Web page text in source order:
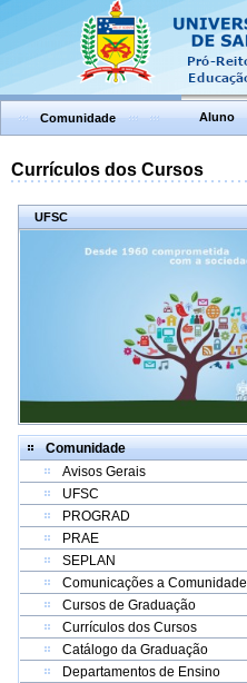
Comunidade Aluno
Currículos dos Cursos
UFSC
Comunidade
Avisos Gerais
UFSC
PROGRAD
PRAE
SEPLAN
Comunicações a Comunidade
Cursos de Graduação
Currículos dos Cursos
Catálogo da Graduação
Departamentos de Ensino